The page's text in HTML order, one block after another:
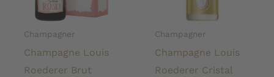
Champagner
Champagne Louis
Roederer Brut
Champagner
Champagne Louis
Roederer Cristal